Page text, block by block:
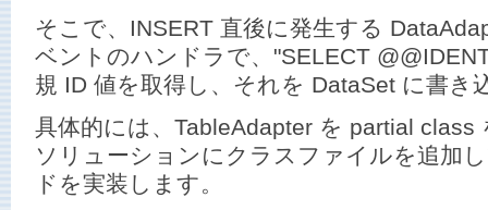
そこで、INSERT 直後に発生する
ベントのハンドラで、"SELECT
規 ID 値を取得し、それを DataSet に書き
具体的には、TableAdapter を partial class
ソリューションにクラスファイルを追加
ドを実装します。